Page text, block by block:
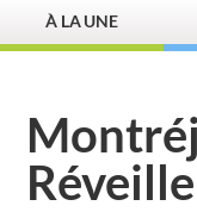
À LA UNE